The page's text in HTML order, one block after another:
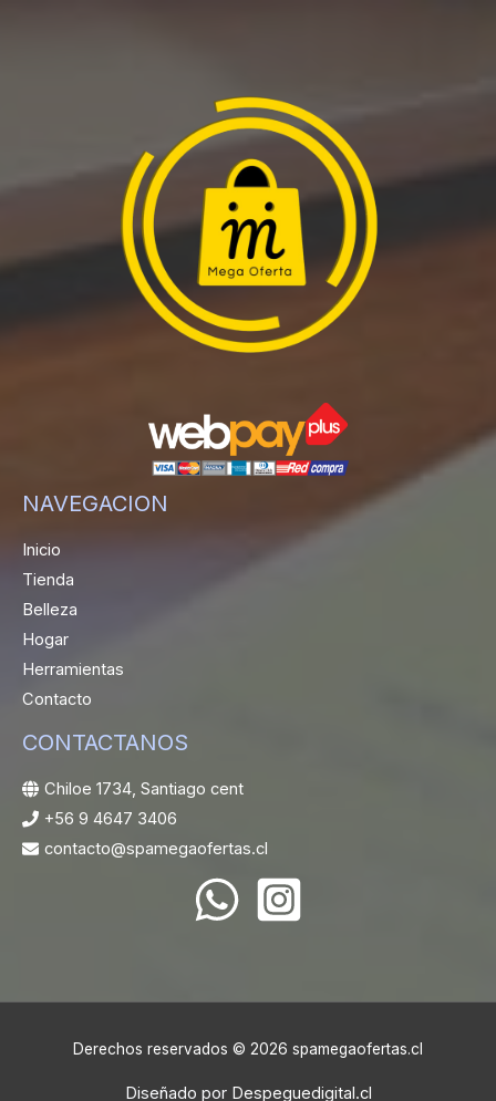
NAVEGACION
Inicio
Tienda
Belleza
Hogar
Herramientas
Contacto
CONTACTANOS
Chiloe 1734, Santiago cent
+56 9 4647 3406
contacto@spamegaofertas.cl
Derechos reservados © 2026 spamegaofertas.cl
Diseñado por Despeguedigital.cl